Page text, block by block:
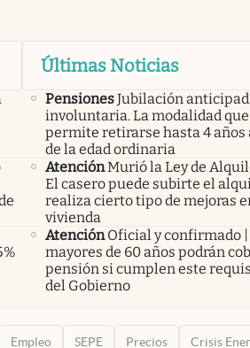
Últimas Noticias
PensionesJubilación
involuntaria. La modalidad que
permite retirarse hasta 4 años
de la edad ordinaria
AtenciónMurió la Ley de
El casero puede subirte el
realiza cierto tipo de mejoras
vivienda
Atención Oficial y confirmado |
mayores de 60 años podrán
pensión si cumplen este
del Gobierno
Empleo SEPE Precios Crisis